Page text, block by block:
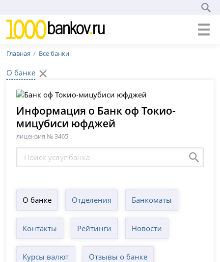
Главная Все банки
О банке
Информация о Банк оф Токио-
мицубиси юфджей
лицензия № 3465
О банке Отделения Банкоматы
Контакты Рейтинги Новости
Курсы валют Отзывы о банке